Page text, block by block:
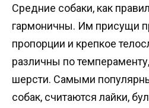
Средние собаки, как
гармоничны. Им присущи
пропорции и крепкое
различны по
шерсти. Самыми
собак, считаются лайки,